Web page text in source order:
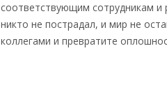
соответствующим сотрудникам и
никто не пострадал, и мир не
коллегами и превратите